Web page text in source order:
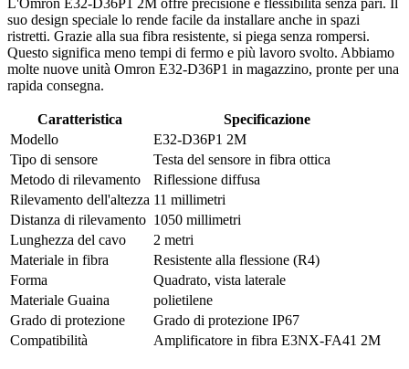
L'Omron E32-D36P1 2M offre precisione e flessibilità senza pari. Il
suo design speciale lo rende facile da installare anche in spazi
ristretti. Grazie alla sua fibra resistente, si piega senza rompersi.
Questo significa meno tempi di fermo e più lavoro svolto. Abbiamo
molte nuove unità Omron E32-D36P1 in magazzino, pronte per una
rapida consegna.
Caratteristica
Specificazione
Modello
E32-D36P1 2M
Tipo di sensore
Testa del sensore in fibra ottica
Metodo di rilevamento
Riflessione diffusa
Rilevamento dell'altezza 11 millimetri
Distanza di rilevamento 1050 millimetri
Lunghezza del cavo
2 metri
Materiale in fibra
Resistente alla flessione (R4)
Forma
Quadrato, vista laterale
Materiale Guaina
polietilene
Grado di protezione
Grado di protezione IP67
Compatibilità
Amplificatore in fibra E3NX-FA41 2M